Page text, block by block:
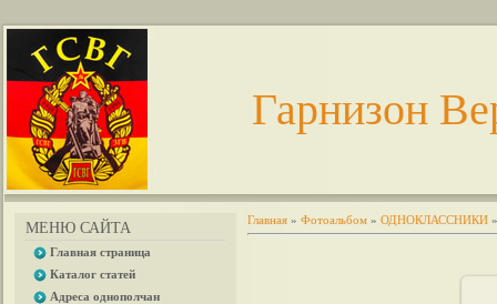
Гарнизон
МЕНЮ САЙТА
Главная страница
Каталог статей
Адреса однополчан
Главная » Фотоальбом » ОДНОКЛАССНИКИ